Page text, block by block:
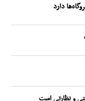
دارد
و نظارتی است